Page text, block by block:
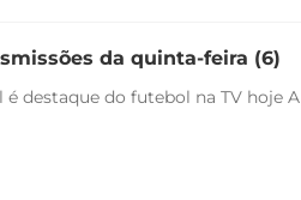
da quinta-feira (6)
destaque do futebol na TV hoje A